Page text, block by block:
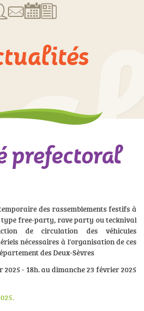
prefectoral
des rassemblements festifs à
free-party, rave party ou tecknival
de circulation des véhicules
nécessaires à l'organisation de ces
des Deux-Sèvres
- 18h. au dimanche 23 février 2025